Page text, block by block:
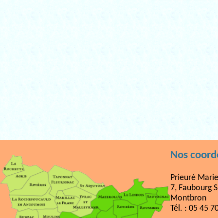
Nos
Prieuré
7, Faubourg
Montbron
Tél. : 05 45